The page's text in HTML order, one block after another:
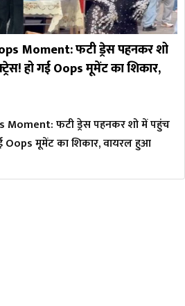
Moment: फटी ड्रेस पहनकर शो
हो गई Oops मूमेंट का शिकार,
Moment: फटी ड्रेस पहनकर शो में पहुंच
Oops मूमेंट का शिकार, वायरल हुआ